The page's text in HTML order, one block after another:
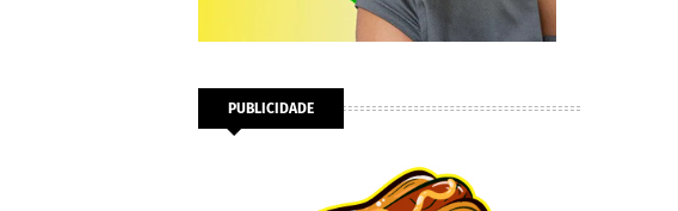
PUBLICIDADE